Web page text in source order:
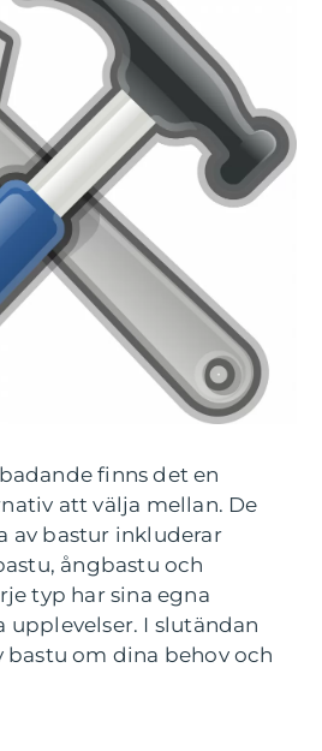
finns det en
att välja mellan. De
av bastur inkluderar
ångbastu och
typ har sina egna
upplevelser. I slutändan
bastu om dina behov och